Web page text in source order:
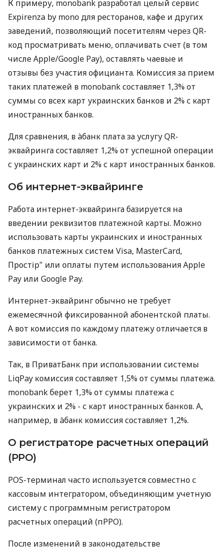
К примеру, monobank разработал целый сервис
Expirenza by mono для ресторанов, кафе и других
заведений, позволяющий посетителям через QR-
код просматривать меню, оплачивать счет (в том
числе Apple/Google Pay), оставлять чаевые и
отзывы без участия официанта. Комиссия за прием
таких платежей в monobank составляет 1,3% от
суммы со всех карт украинских банков и 2% с карт
иностранных банков.
Для сравнения, в àбанк плата за услугу QR-
эквайринга составляет 1,2% от успешной операции
с украинских карт и 2% с карт иностранных банков.
Об интернет-эквайринге
Работа интернет-эквайринга базируется на
введении реквизитов платежной карты. Можно
использовать карты украинских и иностранных
банков платежных систем Visa, MasterCard,
Простір" или оплаты путем использования Apple
Pay или Google Pay.
Интернет-эквайринг обычно не требует
ежемесячной фиксированной абонентской платы.
А вот комиссия по каждому платежу отличается в
зависимости от банка.
Так, в ПриватБанк при использовании системы
LiqPay комиссия составляет 1,5% от суммы платежа.
monobank берет 1,3% от суммы платежа с
украинских и 2% - с карт иностранных банков. А,
например, в àбанк комиссия составляет 1,2%.
О регистраторе расчетных операций
(РРО)
POS-терминал часто используется совместно с
кассовым интегратором, объединяющим учетную
систему с программным регистратором
расчетных операций (пРРО).
После изменений в законодательстве